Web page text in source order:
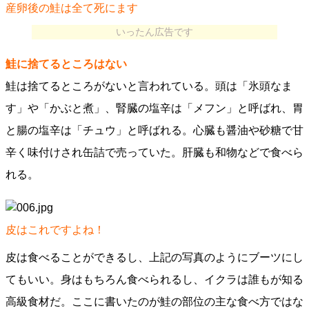
産卵後の鮭は全て死にます
いったん広告です
鮭に捨てるところはない
鮭は捨てるところがないと言われている。頭は「氷頭なま
す」や「かぶと煮」、腎臓の塩辛は「メフン」と呼ばれ、胃
と腸の塩辛は「チュウ」と呼ばれる。心臓も醤油や砂糖で甘
辛く味付けされ缶詰で売っていた。肝臓も和物などで食べら
れる。
皮はこれですよね！
皮は食べることができるし、上記の写真のようにブーツにし
てもいい。身はもちろん食べられるし、イクラは誰もが知る
高級食材だ。ここに書いたのが鮭の部位の主な食べ方ではな